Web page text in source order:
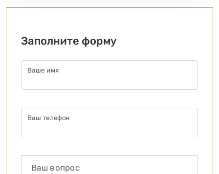
Заполните форму
Ваше имя
Ваш телефон